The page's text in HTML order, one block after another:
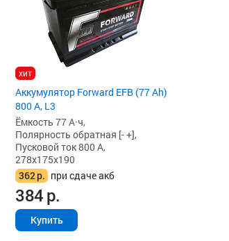
хит
Аккумулятор Forward EFB (77 Ah)
800 А, L3
Ёмкость 77 А·ч,
Полярность обратная [- +],
Пусковой ток 800 А,
278x175x190
362р. при сдаче акб
384р.
Купить